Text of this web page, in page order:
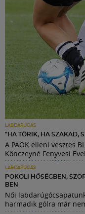
LABDARÚGÁS
"HA TÖRIK, HA SZAKAD,
A PAOK elleni vesztes
Könczeyné Fenyvesi
LABDARÚGÁS
POKOLI HŐSÉGBEN,
BEN
Női
harmadik gólra már